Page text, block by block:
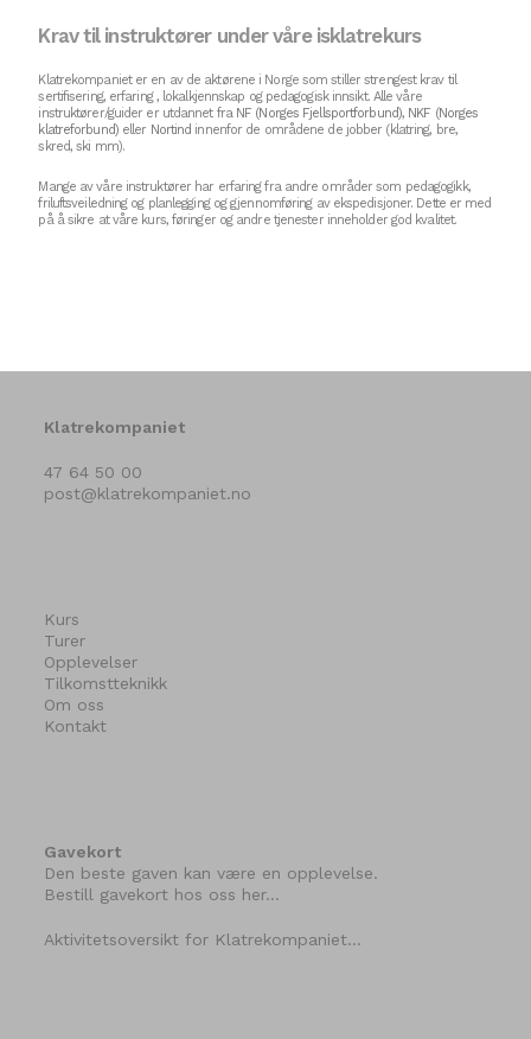
Krav til instruktører under våre isklatrekurs
Klatrekompaniet er en av de aktørene i Norge som stiller strengest krav til
sertifisering, erfaring , lokalkjennskap og pedagogisk innsikt. Alle våre
instruktører/guider er utdannet fra NF (Norges Fjellsportforbund), NKF (Norges
klatreforbund)eller Nortind innenfor de områdene de jobber (klatring, bre,
skred, ski mm).
Mange av våre instruktører har erfaring fra andre områder som pedagogikk,
friluftsveiledning og planlegging og gjennomføring av ekspedisjoner. Dette er med
på å sikre at våre kurs, føringer og andre tjenester inneholder god kvalitet.
Klatrekompaniet
47 64 50 00
post@klatrekompaniet.no
Kurs
Turer
Opplevelser
Tilkomstteknikk
Om oss
Kontakt
Gavekort
Den beste gaven kan være en opplevelse.
Bestill gavekort hos oss her…
Aktivitetsoversikt for Klatrekompaniet…